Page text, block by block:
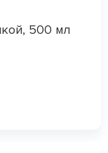
500 мл